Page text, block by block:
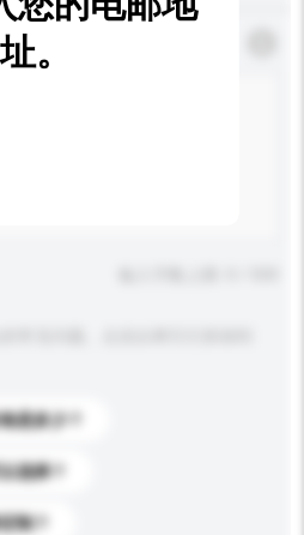
是多少？
选择？
制？
址。